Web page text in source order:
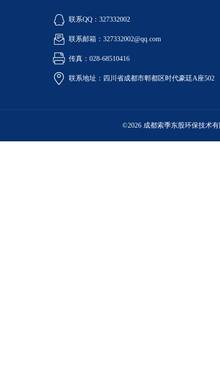
联系QQ：327332002
联系邮箱：327332002@qq.com
传真：028-68510416
联系地址：四川省成都市郫都区时代豪廷A座502
©2026 成都索季东股环保技术